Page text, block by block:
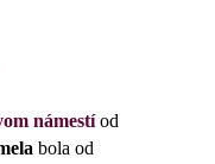
námestíod
bola od